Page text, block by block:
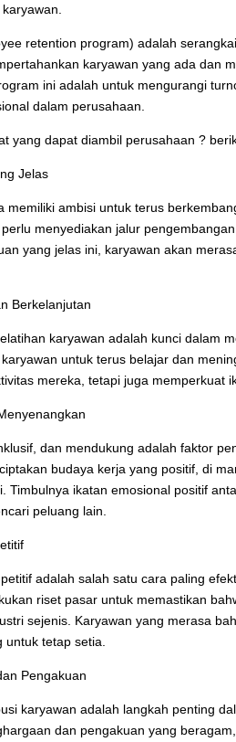
retention program) adalah
karyawan yang ada dan
ini adalah untuk mengurangi
dalam perusahaan.
yang dapat diambil perusahaan ?
Jelas
memiliki ambisi untuk terus
menyediakan jalur
yang jelas ini, karyawan akan
Berkelanjutan
karyawan adalah kunci dalam
untuk terus belajar dan
mereka, tetapi juga memperkuat
dan mendukung adalah faktor
budaya kerja yang positif, di
Timbulnya ikatan emosional positif
peluang lain.
adalah salah satu cara paling
riset pasar untuk memastikan
sejenis. Karyawan yang merasa
tetap setia.
Pengakuan
karyawan adalah langkah penting
dan pengakuan yang